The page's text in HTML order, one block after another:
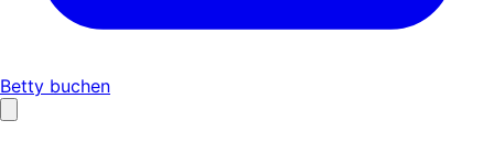
Betty buchen